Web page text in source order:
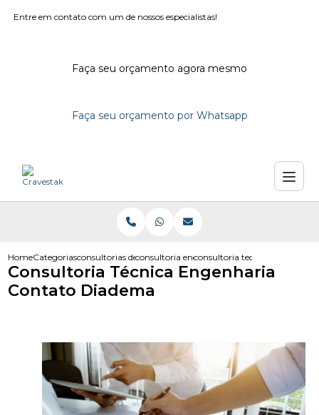
Entre em contato com um de nossos especialistas!
Faça seu orçamento agora mesmo
Faça seu orçamento por Whatsapp
HomeCategoriasconsultorias de engenharia
consultoria engenhariaconsultoria tecnica
Consultoria Técnica Engenharia
Contato Diadema